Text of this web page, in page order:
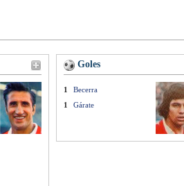
Goles
1
Becerra
1
Gárate